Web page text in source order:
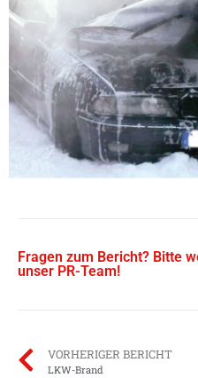
Fragen zum Bericht? Bitte
unser PR-Team!
VORHERIGER BERICHT
LKW-Brand